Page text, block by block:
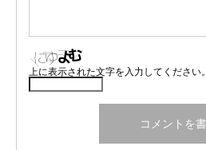
上に表示された文字を入力してください。